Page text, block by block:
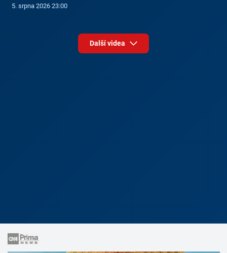
5. srpna 2026 23:00
Další videa